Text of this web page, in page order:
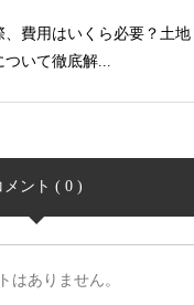
、費用はいくら必要？土地
ついて徹底解...
メント ( 0 )
はありません。